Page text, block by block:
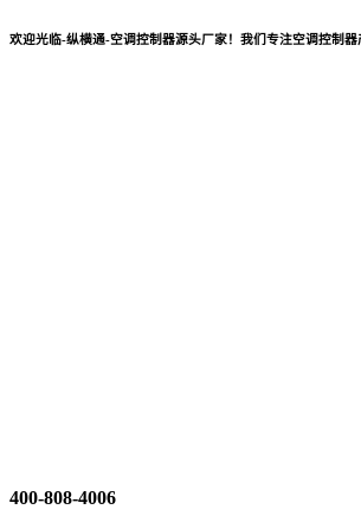
欢迎光临-纵横通-空调控制器源头厂家！我们专注空调控制
400-808-4006